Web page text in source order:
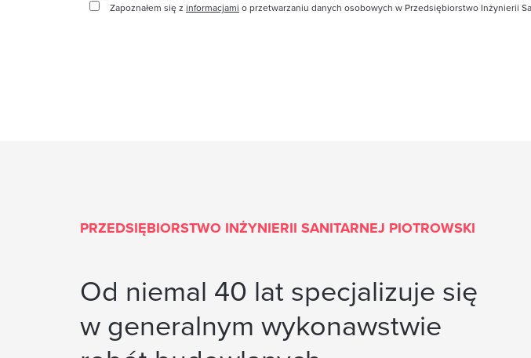
Zapoznałem się z informacjami o przetwarzaniu danych osobowych w Przedsiębiorstwo Inżynierii
PRZEDSIĘBIORSTWO INŻYNIERII SANITARNEJ PIOTROWSKI
Od niemal 40 lat specjalizuje się
w generalnym wykonawstwie